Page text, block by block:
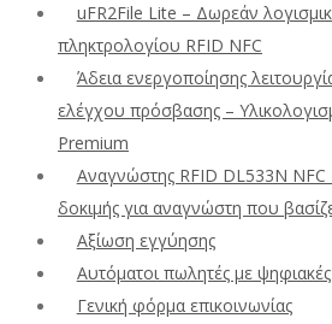
uFR2File Lite – Δωρεάν
πληκτρολογίου RFID NFC
Άδεια ενεργοποίησης
ελέγχου πρόσβασης –
Premium
Αναγνώστης RFID DL533N NFC
δοκιμής για αναγνώστη που
Αξίωση εγγύησης
Αυτόματοι πωλητές με
Γενική φόρμα επικοινωνίας